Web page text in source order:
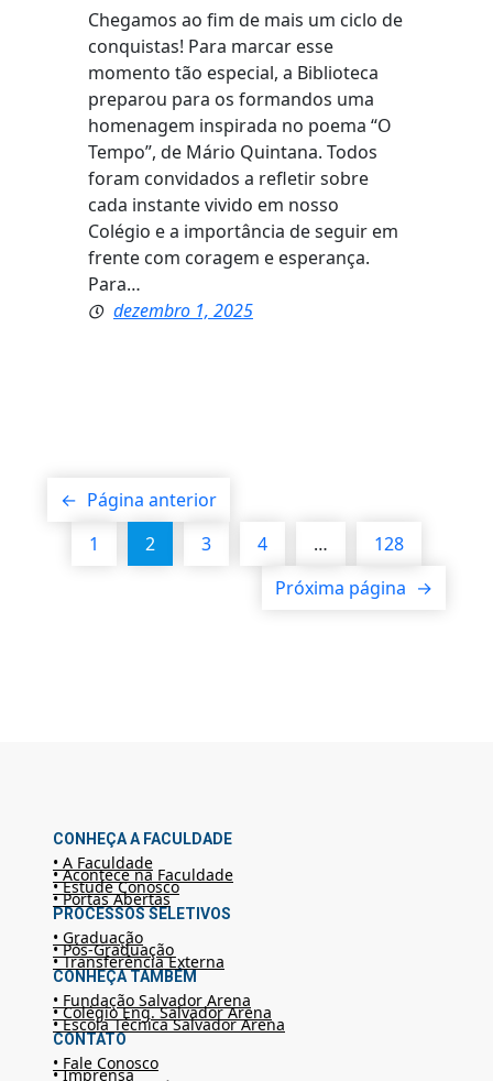
Chegamos ao fim de mais um ciclo de
conquistas! Para marcar esse
momento tão especial, a Biblioteca
preparou para os formandos uma
homenagem inspirada no poema “O
Tempo”, de Mário Quintana. Todos
foram convidados a refletir sobre
cada instante vivido em nosso
Colégio e a importância de seguir em
frente com coragem e esperança.
Para…
dezembro 1, 2025
← Página anterior
1
2 3 4 …
128
Próxima página →
CONHEÇA A FACULDADE
• A Faculdade
• Acontece na Faculdade
• Estude Conosco
• Portas Abertas
PROCESSOS SELETIVOS
• Graduação
• Pós-Graduação
• Transferência Externa
CONHEÇA TAMBÉM
• Fundação Salvador Arena
• Colégio Eng. Salvador Arena
• Escola Técnica Salvador Arena
CONTATO
• Fale Conosco
• Imprensa